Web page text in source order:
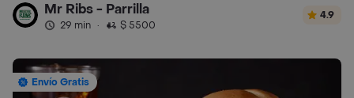
Mr Ribs - Parrilla
29 min · $ 5500
4.9
Envío Gratis